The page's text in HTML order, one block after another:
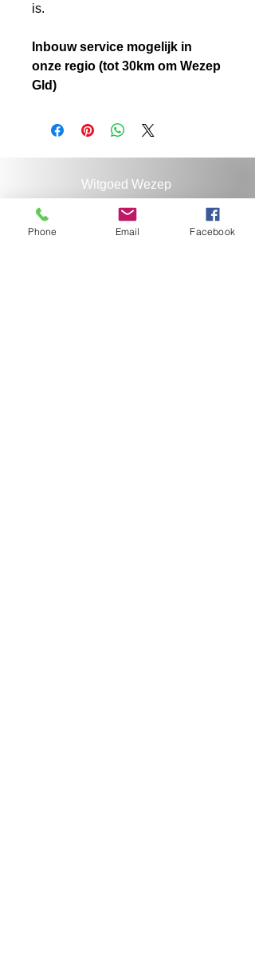
is.
Inbouw service mogelijk in
onze regio (tot 30km om Wezep
Gld)
Witgoed Wezep
Rondweg 34
8091 XB Wezep
Phone Email Facebook